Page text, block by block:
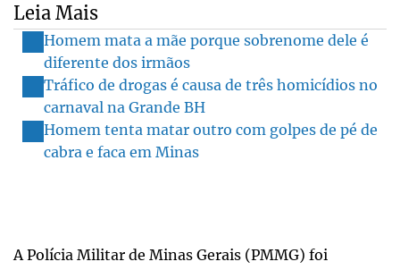
Leia Mais
Homem mata a mãe porque sobrenome dele é
diferente dos irmãos
Tráfico de drogas é causa de três homicídios no
carnaval na Grande BH
Homem tenta matar outro com golpes de pé de
cabra e faca em Minas
A Polícia Militar de Minas Gerais (PMMG) foi